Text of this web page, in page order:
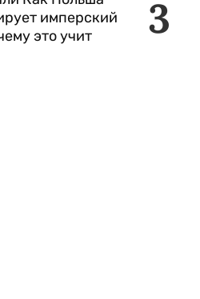
3
имперский
это учит